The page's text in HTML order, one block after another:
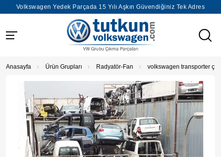
Volkswagen Yedek Parçada 15 Yılı Aşkın Güvendiğiniz Tek Adres
Anasayfa Ürün Grupları Radyatör-Fan volkswagen transporter